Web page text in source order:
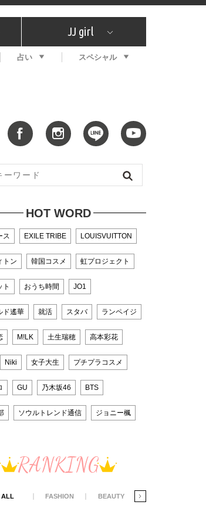
プチプラ プレゼント
た What's NEW？ 特集
タメ プレゼント
恋愛
JJ girl
特集 おしゃラン！
占い スペシャル
HOT WORD
ス EXILE TRIBE LOUISVUITTON
トン 韓国コスメ 虹プロジェクト
ト おうち時間 JO1
ド遙華 就活 スタバ ランペイジ
M!LK 土生瑞穂 高本彩花
Niki 女子大生 プチプラコスメ
GU 乃木坂46 BTS
ソウルトレンド通信 ジョニー楓
RANKING
ALL FASHION BEAUTY